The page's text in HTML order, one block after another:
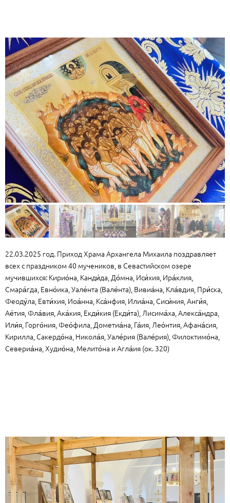
22.03.2025 год. Приход Храма Архангела Михаила поздравляет
всех с праздником 40 мучеников, в Севастийском озере
мучившихся: Кирио́на, Канди́да, До́мна, Иси́хия, Ира́клия,
Смара́гда, Евно́ика, Уале́нта (Вале́нта), Вивиа́на, Кла́вдия, При́ска,
Феоду́ла, Евти́хия, Иоа́нна, Кса́нфия, Илиа́на, Сиси́ния, Анги́я,
Ае́тия, Фла́вия, Ака́кия, Екди́кия (Екди́та), Лисима́ха, Алекса́ндра,
Или́я, Горго́ния, Фео́фила, Дометиа́на, Га́ия, Лео́нтия, Афана́сия,
Кирилла, Сакердо́на, Никола́я, Уале́рия (Вале́рия), Филоктимо́на,
Севериа́на, Худио́на, Мелито́на и Агла́ия (ок. 320)